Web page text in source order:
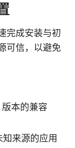
完成安装与初
可信，以避免
本的兼容
来源的应用